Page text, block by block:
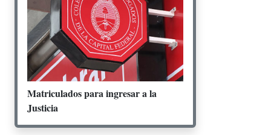
Matriculados para ingresar a la
Justicia